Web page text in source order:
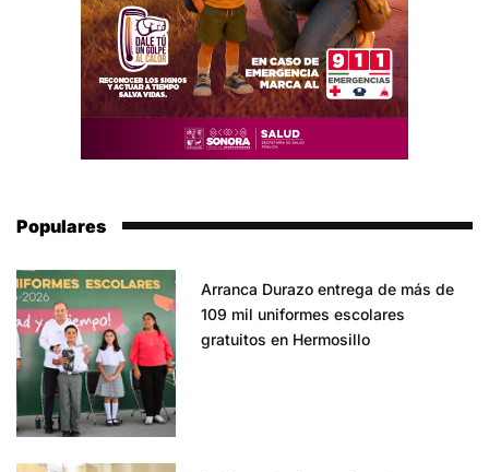
Populares
Arranca Durazo entrega de más de
109 mil uniformes escolares
gratuitos en Hermosillo